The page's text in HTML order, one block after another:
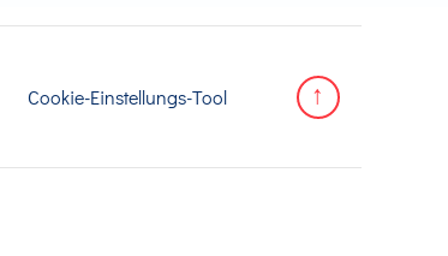
Cookie-Einstellungs-Tool